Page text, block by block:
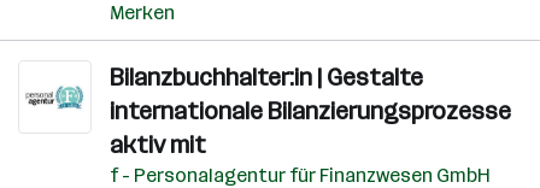
Merken
Bilanzbuchhalter:in | Gestalte
internationale Bilanzierungsprozesse
aktiv mit
f - Personalagentur für Finanzwesen GmbH